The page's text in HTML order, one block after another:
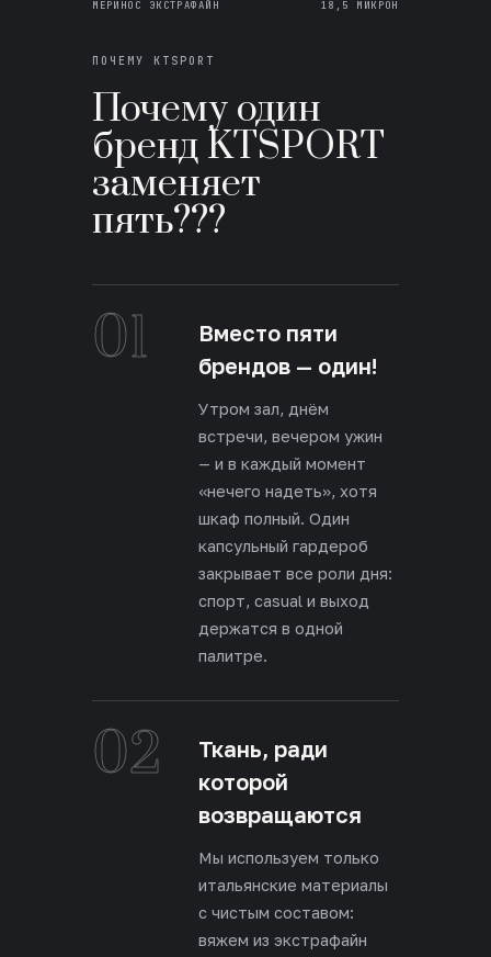
МЕРИНОС ЭКСТРАФАЙН 18,5 МИКРОН
ПОЧЕМУ KTSPORT
Почему один
бренд KTSPORT
заменяет
пять???
01
Вместо пяти
брендов — один!
Утром зал, днём
встречи, вечером ужин
— и в каждый момент
«нечего надеть», хотя
шкаф полный. Один
капсульный гардероб
закрывает все роли дня:
спорт, casual и выход
держатся в одной
палитре.
02
Ткань, ради
которой
возвращаются
Мы используем только
итальянские материалы
с чистым составом:
вяжем из экстрафайн